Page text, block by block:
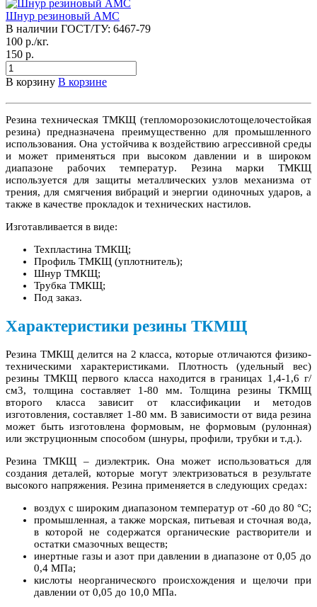
Шнур резиновый АМС
В наличии ГОСТ/ТУ: 6467-79
100 р./кг.
150 р.
В корзину В корзине
Резина техническая ТМКЩ (тепломорозокислотощелочестойкая
резина) предназначена преимущественно для промышленного
использования. Она устойчива к воздействию агрессивной среды
и может применяться при высоком давлении и в широком
диапазоне рабочих температур. Резина марки ТМКЩ
используется для защиты металлических узлов механизма от
трения, для смягчения вибраций и энергии одиночных ударов, а
также в качестве прокладок и технических настилов.
Изготавливается в виде:
Техпластина ТМКЩ;
Профиль ТМКЩ (уплотнитель);
Шнур ТМКЩ;
Трубка ТМКЩ;
Под заказ.
Характеристики резины ТКМЩ
Резина ТМКЩ делится на 2 класса, которые отличаются физико-
техническими характеристиками. Плотность (удельный вес)
резины ТМКЩ первого класса находится в границах 1,4-1,6 г/
см3, толщина составляет 1-80 мм. Толщина резины ТКМЩ
второго класса зависит от классификации и методов
изготовления, составляет 1-80 мм. В зависимости от вида резина
может быть изготовлена формовым, не формовым (рулонная)
или экструционным способом (шнуры, профили, трубки и т.д.).
Резина ТМКЩ – диэлектрик. Она может использоваться для
создания деталей, которые могут электризоваться в результате
высокого напряжения. Резина применяется в следующих средах:
воздух с широким диапазоном температур от -60 до 80 °С;
промышленная, а также морская, питьевая и сточная вода,
в которой не содержатся органические растворители и
остатки смазочных веществ;
инертные газы и азот при давлении в диапазоне от 0,05 до
0,4 МПа;
кислоты неорганического происхождения и щелочи при
давлении от 0,05 до 10,0 МПа.